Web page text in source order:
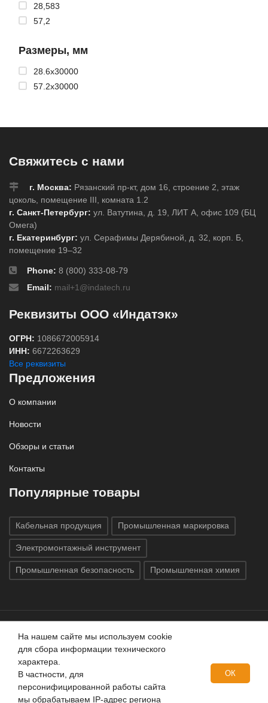
28,583
57,2
Размеры, мм
28.6x30000
57.2x30000
Свяжитесь с нами
г. Москва: Рязанский пр-кт, дом 16, строение 2, этаж
цоколь, помещение III, комната 1.2
г. Санкт-Петербург: ул. Ватутина, д. 19, ЛИТ А, офис 109 (БЦ
Омега)
г. Екатеринбург: ул. Серафимы Дерябиной, д. 32, корп. Б,
помещение 19–32
Phone: 8 (800) 333-08-79
Email: mail+1@indatech.ru
Реквизиты ООО «Индатэк»
ОГРН: 1086672005914
ИНН: 6672263629
Все реквизиты
Предложения
О компании
Новости
Обзоры и статьи
Контакты
Популярные товары
Кабельная продукция Промышленная маркировка
Электромонтажный инструмент
Промышленная безопасность Промышленная химия
Все права защищены © 2020 ГК «Индатэк»
защищены.Использование материалов с сайта запрещено.
Данный сайт не является публичной офертой, определяемой
положениями статей 437 (2) ГК РФ.
На нашем сайте мы используем cookie
для сбора информации технического
характера.
В частности, для
персонифицированной работы сайта
мы обрабатываем IP-адрес региона
ОК